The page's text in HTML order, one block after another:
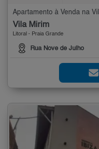
Apartamento à Venda na
Vila Mirim
Litoral - Praia Grande
Rua Nove de Julho